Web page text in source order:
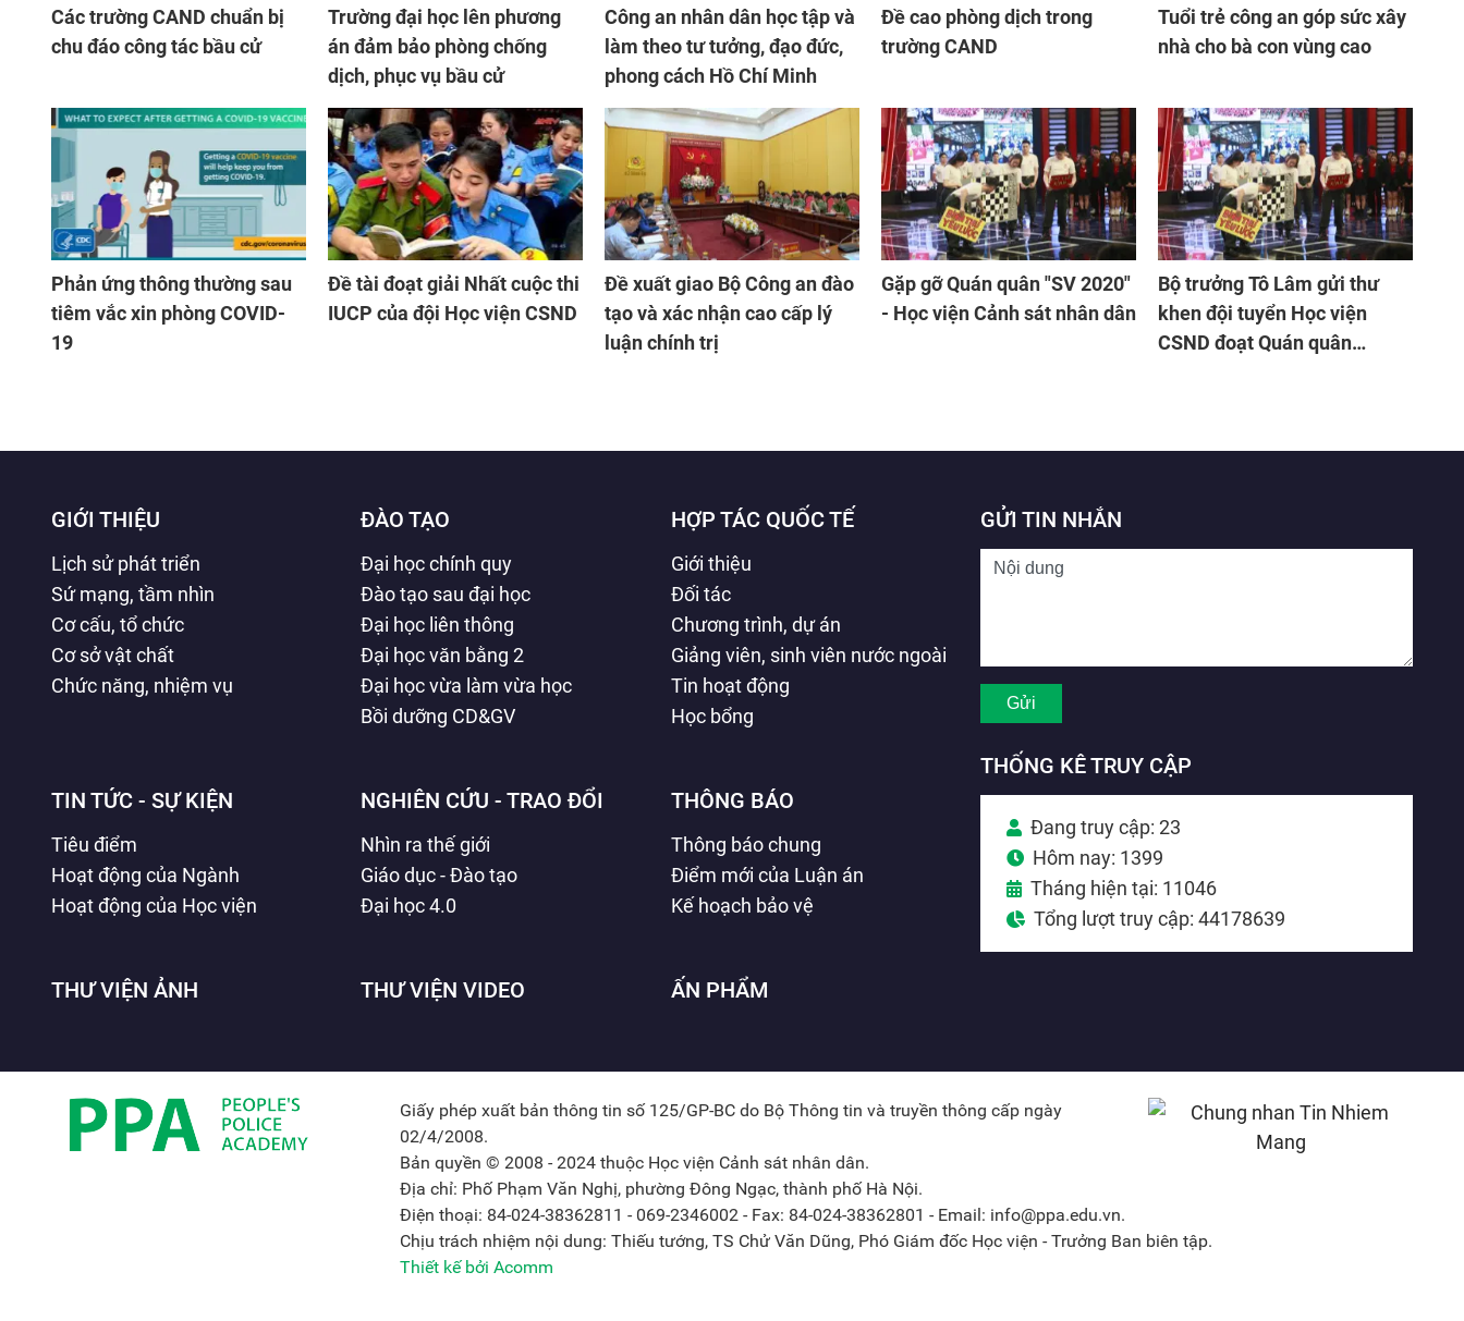
Các trường CAND chuẩn bị
chu đáo công tác bầu cử
Trường đại học lên phương
án đảm bảo phòng chống
dịch, phục vụ bầu cử
Công an nhân dân học tập và
làm theo tư tưởng, đạo đức,
phong cách Hồ Chí Minh
Đề cao phòng dịch trong
trường CAND
Tuổi trẻ công an góp sức xây
nhà cho bà con vùng cao
Phản ứng thông thường sau
tiêm vắc xin phòng COVID-
19
Đề tài đoạt giải Nhất cuộc thi
IUCP của đội Học viện CSND
Đề xuất giao Bộ Công an đào
tạo và xác nhận cao cấp lý
luận chính trị
Gặp gỡ Quán quân "SV 2020"
- Học viện Cảnh sát nhân dân
Bộ trưởng Tô Lâm gửi thư
khen đội tuyển Học viện
CSND đoạt Quán quân
GIỚI THIỆU
Lịch sử phát triển
Sứ mạng, tầm nhìn
Cơ cấu, tổ chức
Cơ sở vật chất
Chức năng, nhiệm vụ
ĐÀO TẠO
Đại học chính quy
Đào tạo sau đại học
Đại học liên thông
Đại học văn bằng 2
Đại học vừa làm vừa học
Bồi dưỡng CD&GV
HỢP TÁC QUỐC TẾ
Giới thiệu
Đối tác
Chương trình, dự án
Giảng viên, sinh viên nước ngoài
Tin hoạt động
Học bổng
TIN TỨC - SỰ KIỆN
Tiêu điểm
Hoạt động của Ngành
Hoạt động của Học viện
NGHIÊN CỨU - TRAO ĐỔI
Nhìn ra thế giới
Giáo dục - Đào tạo
Đại học 4.0
THÔNG BÁO
Thông báo chung
Điểm mới của Luận án
Kế hoạch bảo vệ
THƯ VIỆN ẢNH THƯ VIỆN VIDEO ẤN PHẨM
GỬI TIN NHẮN
THỐNG KÊ TRUY CẬP
Đang truy cập: 23
Hôm nay: 1399
Tháng hiện tại: 11046
Tổng lượt truy cập: 44178639
Giấy phép xuất bản thông tin số 125/GP-BC do Bộ Thông tin và truyền thông cấp ngày
02/4/2008.
Bản quyền © 2008 - 2024 thuộc Học viện Cảnh sát nhân dân.
Địa chỉ: Phố Phạm Văn Nghị, phường Đông Ngạc, thành phố Hà Nội.
Điện thoại: 84-024-38362811 - 069-2346002 - Fax: 84-024-38362801 - Email: info@ppa.edu.vn.
Chịu trách nhiệm nội dung: Thiếu tướng, TS Chử Văn Dũng, Phó Giám đốc Học viện - Trưởng Ban biên tập.
Thiết kế bởi Acomm